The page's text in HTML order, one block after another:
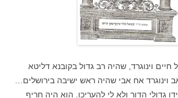
וינוגרד, שהיה רב גדול בקובנא דליטא
וינוגרד אח אבי שהיה ראש ישיבה בירושלים…
גדולי הדור ולא לי להעריכו. הוא היה חריף